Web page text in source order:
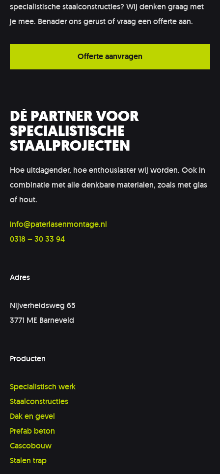
specialistische staalconstructies? Wij denken graag met
je mee. Benader ons gerust of vraag een offerte aan.
Offerte aanvragen
DÉ PARTNER VOOR
SPECIALISTISCHE
STAALPROJECTEN
Hoe uitdagender, hoe enthousiaster wij worden. Ook in
combinatie met alle denkbare materialen, zoals met glas
of hout.
info@paterlasenmontage.nl
0318 – 30 33 94
Adres
Nijverheidsweg 65
3771 ME Barneveld
Producten
Specialistisch werk
Staalconstructies
Dak en gevel
Prefab beton
Cascobouw
Stalen trap